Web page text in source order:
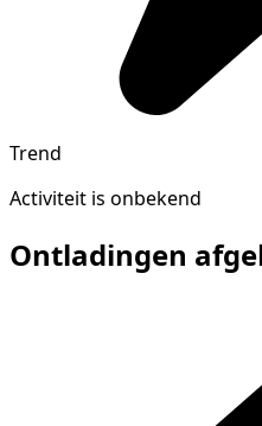
Trend
Activiteit is onbekend
Ontladingen